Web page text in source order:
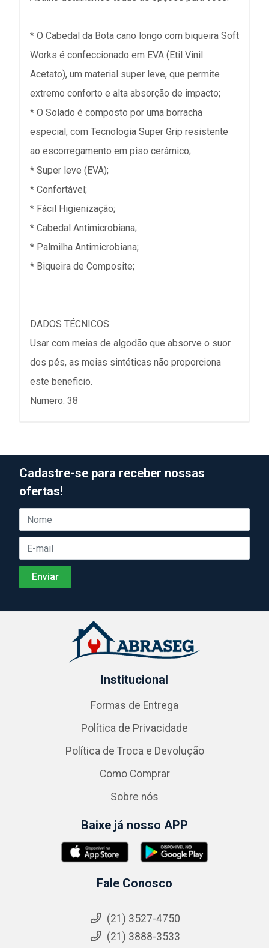
* O Cabedal da Bota cano longo com biqueira Soft
Works é confeccionado em EVA (Etil Vinil
Acetato), um material super leve, que permite
extremo conforto e alta absorção de impacto;
* O Solado é composto por uma borracha
especial, com Tecnologia Super Grip resistente
ao escorregamento em piso cerâmico;
* Super leve (EVA);
* Confortável;
* Fácil Higienização;
* Cabedal Antimicrobiana;
* Palmilha Antimicrobiana;
* Biqueira de Composite;
DADOS TÉCNICOS
Usar com meias de algodão que absorve o suor
dos pés, as meias sintéticas não proporciona
este beneficio.
Numero: 38
Cadastre-se para receber nossas
ofertas!
Institucional
Formas de Entrega
Política de Privacidade
Política de Troca e Devolução
Como Comprar
Sobre nós
Baixe já nosso APP
Fale Conosco
(21) 3527-4750
(21) 3888-3533